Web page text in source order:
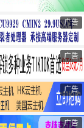
广告
广告
广告
广告